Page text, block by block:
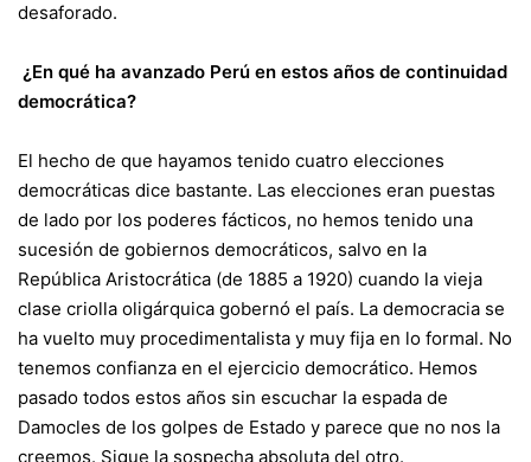
desaforado.
¿En qué ha avanzado Perú en estos años de continuidad
democrática?
El hecho de que hayamos tenido cuatro elecciones
democráticas dice bastante. Las elecciones eran puestas
de lado por los poderes fácticos, no hemos tenido una
sucesión de gobiernos democráticos, salvo en la
República Aristocrática (de 1885 a 1920) cuando la vieja
clase criolla oligárquica gobernó el país. La democracia se
ha vuelto muy procedimentalista y muy fija en lo formal. No
tenemos confianza en el ejercicio democrático. Hemos
pasado todos estos años sin escuchar la espada de
Damocles de los golpes de Estado y parece que no nos la
creemos. Sigue la sospecha absoluta del otro.